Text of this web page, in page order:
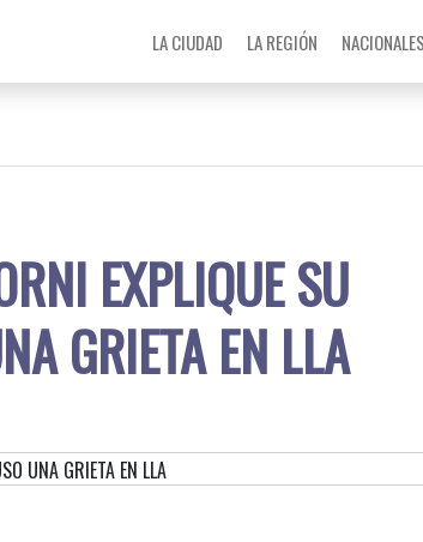
LA CIUDAD LA REGIÓN NACIONALES
EXPLIQUE SU
GRIETA EN LLA